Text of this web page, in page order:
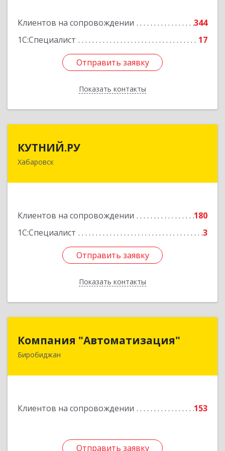
Клиентов на сопровождении
344
1С:Специалист
17
Отправить заявку
Показать контакты
Подробнее
Отправить заявку
Назад
КУТНИЙ.РУ
Хабаровск
Клиентов на сопровождении
180
1С:Специалист
3
Отправить заявку
Показать контакты
680007, Хабаровский край, Хабаровск г,
Отправить заявку
Назад
Компания "Автоматизация"
Биробиджан
Клиентов на сопровождении 153
Отправить заявку
679016, Еврейская Аобл, Биробиджан г,
Отправить заявку